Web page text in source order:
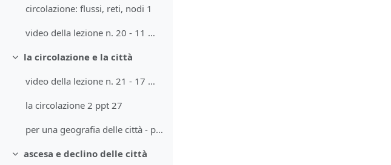
circolazione: flussi, reti, nodi 1
video della lezione n. 20 - 11 maggio 021
Minimizza
la circolazione e la città
video della lezione n. 21 - 17 maggio 021
la circolazione 2 ppt 27
per una geografia delle città - ppt 28
Minimizza
ascesa e declino delle città